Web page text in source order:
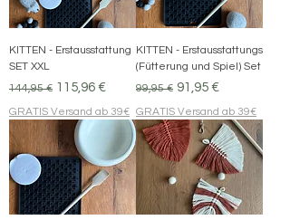
KITTEN - Erstausstattung
SET XXL
Standardpreis
144,95 € Sale-Preis
115,96 €
GRATIS Versand ab 39€
KITTEN - Erstausstattungs
(Fütterung und Spiel) Set
Standardpreis
99,95 € Sale-Preis
91,95 €
GRATIS Versand ab 39€